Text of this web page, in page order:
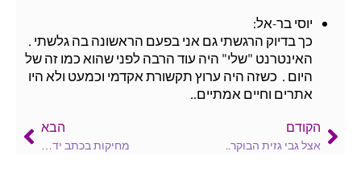
יוסי בר-אל:
כך בדיוק הרגשתי גם אני בפעם הראשונה בה גלשתי .
האינטרנט "שלי" היה עוד הרבה לפני שהוא כמו זה של
היום . כשזה היה ערוץ תקשורת אקדמי וכמעט ולא היו
אתרים וחיים אמתיים..
הקודם
אצל גבי גזית הבוקר..
הבא
מחיקות בכתב יד…